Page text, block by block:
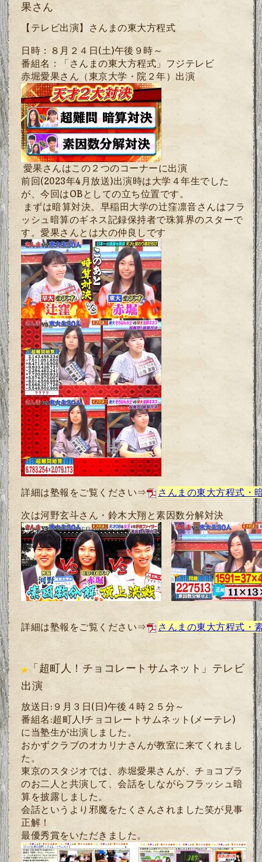
果さん
【テレビ出演】さんまの東大方程式
日時：８月２４日(土)午後９時～
番組名：「さんまの東大方程式」フジテレビ
赤堀愛果さん（東京大学・院２年）出演
愛果さんはこの２つのコーナーに出演
前回(2023年4月放送)出演時は大学４年生でした
が、今回はOBとしての立ち位置です。
まずは暗算対決。早稲田大学の辻窪凛音さんはフラ
ッシュ暗算のギネス記録保持者で珠算界のスターで
す。愛果さんとは大の仲良しです
詳細は塾報をご覧ください⇒
さんまの東大方程式・
次は河野玄斗さん・鈴木大翔と素因数分解対決
詳細は塾報をご覧ください⇒ さんまの東大方程式・
「超町人！チョコレートサムネット」テレビ
出演
放送日:９月３日(日)午後４時２５分～
番組名:超町人!チョコレートサムネット(メーテレ)
に当塾生が出演しました。
おかずクラブのオカリナさんが教室に来てくれまし
た。
東京のスタジオでは、赤堀愛果さんが、チョコプラ
のお二人と共演して、会話をしながらフラッシュ暗
算を披露しました。
会話というより邪魔をたくさんされました笑が見事
正解！
最優秀賞をいただきました。